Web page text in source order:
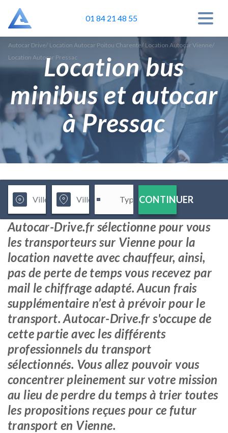
01 84 21 48 55
Autocar Drive/ Location Autocar Poitou Charente/ Location Autocar Vienne/
Location Autocar PressacLocation bus
minibus et autocar
à Pressac
CONTINUER
Autocar-Drive.fr sélectionne pour vous
les transporteurs sur Vienne pour la
location navette avec chauffeur, ainsi,
pas de perte de temps vous recevez par
mail le chiffrage adapté. Aucun frais
supplémentaire n’est à prévoir pour le
transport. Autocar-Drive.fr s'occupe de
cette partie avec les différents
professionnels du transport
sélectionnés. Vous allez pouvoir vous
concentrer pleinement sur votre mission
au lieu de perdre du temps à trier toutes
les propositions reçues pour ce futur
transport en Vienne.